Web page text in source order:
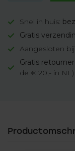
Snel in huis:
Gratis
Aangesloten bij
Gratis
de € 20,- in NL)